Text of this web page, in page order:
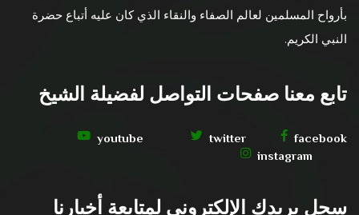
بأرواح المسلمين لعالم الصفاء والنقاء الذي كان عليه أتباع حضرة
النبي الكريم.
تابع معنا صفحات التواصل لفضيلة الشيخ
facebook
twitter
youtube
instagram
سجل بريدك الإلكتروني لمتابعة أخبارنا